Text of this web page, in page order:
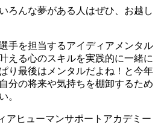
ろんな夢がある人はぜひ、お越し
手を担当するアイディアメンタル
える心のスキルを実践的に一緒に
り最後はメンタルだよね！と今年
分の将来や気持ちを棚卸するため
。
アヒューマンサポートアカデミー